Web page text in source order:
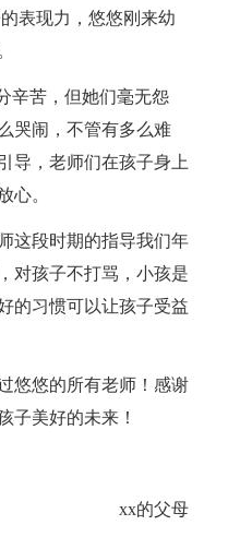
表现力，悠悠刚来幼
辛苦，但她们毫无怨
哭闹，不管有多么难
导，老师们在孩子身上
心。
这段时期的指导我们年
对孩子不打骂，小孩是
的习惯可以让孩子受益
悠悠的所有老师！感谢
子美好的未来！
xx的父母